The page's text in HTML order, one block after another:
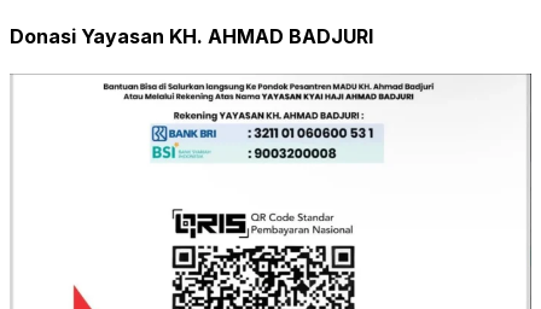
Donasi Yayasan KH. AHMAD BADJURI